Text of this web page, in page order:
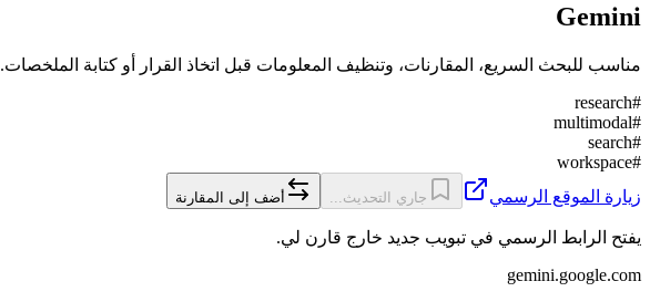
Gemini
مناسب للبحث السريع، المقارنات، وتنظيف المعلومات قبل اتخاذ القرار أو كتابة الملخصات.
#
research
#
multimodal
#
search
#
workspace
زيارة الموقع الرسمي
جاري التحديث... أضف إلى المقارنة
يفتح الرابط الرسمي في تبويب جديد خارج قارن لي.
gemini.google.com